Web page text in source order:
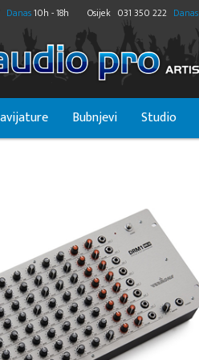
Danas10h - 18h Osijek 031 350 222 Danas
Bubnjevi Studio